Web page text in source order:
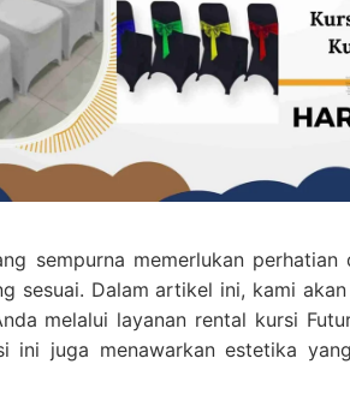
sempurna memerlukan
sesuai. Dalam artikel ini, kami
melalui layanan rental kursi
ini juga menawarkan estetika